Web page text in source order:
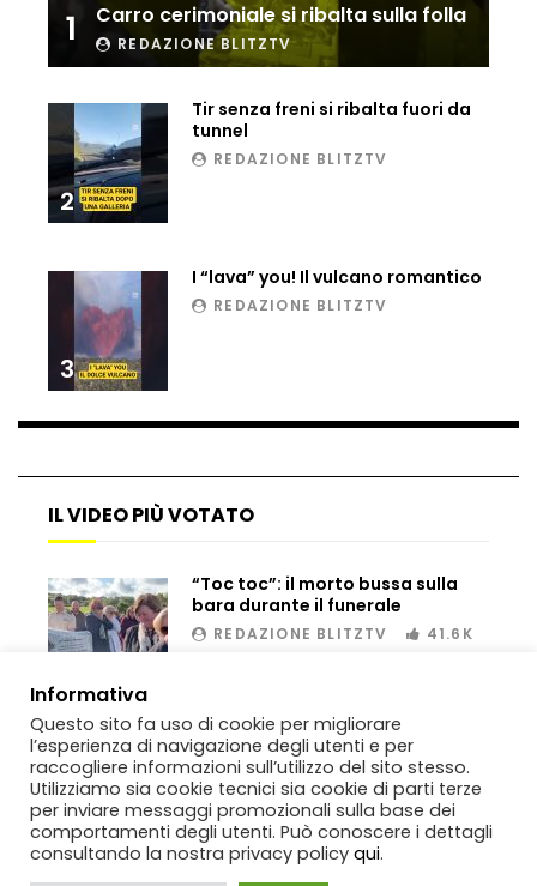
all’improvviso
Auto fuori controllo in Guatemala,
tragedia a Petén
Russia sotto zero: fiumi congelati e navi
rompighiaccio a Mosca
viadotto
scotch a un albero
Tentano di salvarla dalla seggiovia, ma
il piano fallisce
1 Carro cerimoniale si ribalta sulla folla
REDAZIONE BLITZTV
2
Tir senza freni si ribalta fuori da
tunnel
REDAZIONE BLITZTV
3
I “lava” you! Il vulcano romantico
REDAZIONE BLITZTV
IL VIDEO PIÙ VOTATO
00:02
“Toc toc”: il morto bussa sulla
bara durante il funerale
REDAZIONE BLITZTV 41.6K
Informativa
Questo sito fa uso di cookie per migliorare
l’esperienza di navigazione degli utenti e per
raccogliere informazioni sull’utilizzo del sito stesso.
Utilizziamo sia cookie tecnici sia cookie di parti terze
per inviare messaggi promozionali sulla base dei
comportamenti degli utenti. Può conoscere i dettagli
consultando la nostra privacy policy qui.